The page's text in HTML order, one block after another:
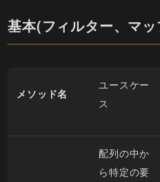
基本(フィルター、マ
メソッド名
ユースケー
ス
配列の中か
ら特定の要